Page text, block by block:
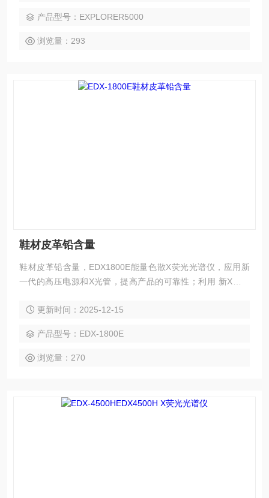
产品型号：EXPLORER5000
浏览量：293
鞋材皮革铅含量
鞋材皮革铅含量，EDX1800E能量色散X荧光光谱仪，应用新
一代的高压电源和X光管，提高产品的可靠性；利用 新X光管
更新时间：2025-12-15
产品型号：EDX-1800E
浏览量：270